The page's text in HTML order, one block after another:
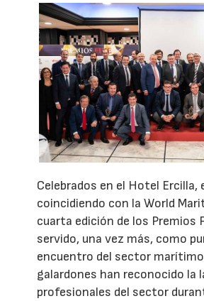
Celebrados en el Hotel Ercilla,
coincidiendo con la World
cuarta edición de los Premios
servido, una vez más, como
encuentro del sector
galardones han reconocido la
profesionales del sector